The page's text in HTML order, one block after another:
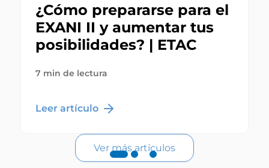
¿Cómo prepararse para el
EXANI II y aumentar tus
posibilidades? | ETAC
7 min de lectura
Leer artículo
Ver más artículos